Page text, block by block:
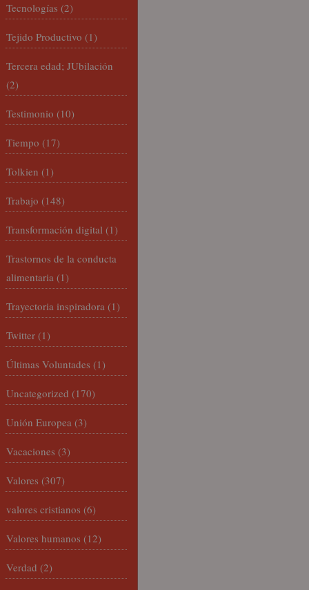
Tecnologías (2)
Tejido Productivo (1)
Tercera edad; JUbilación
(2)
Testimonio (10)
Tiempo (17)
Tolkien (1)
Trabajo (148)
Transformación digital (1)
Trastornos de la conducta
alimentaria (1)
Trayectoria inspiradora (1)
Twitter (1)
Últimas Voluntades (1)
Uncategorized (170)
Unión Europea (3)
Vacaciones (3)
Valores (307)
valores cristianos (6)
Valores humanos (12)
Verdad (2)